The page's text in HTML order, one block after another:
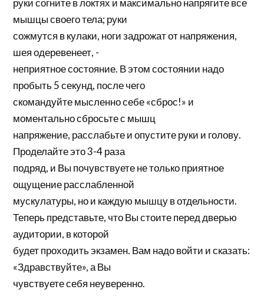
мышцы своего тела; руки
сожмутся в кулаки, ноги задрожат от напряжения,
шея одеревенеет, -
неприятное состояние. В этом состоянии надо
пробыть 5 секунд, после чего
скомандуйте мысленно себе «сброс!» и
моментально сбросьте с мышц
напряжение, расслабьте и опустите руки и голову.
Проделайте это 3-4 раза
подряд, и Вы почувствуете не только приятное
ощущение расслабленной
мускулатуры, но и каждую мышцу в отдельности.
Теперь представьте, что Вы стоите перед дверью
аудитории, в которой
будет проходить экзамен. Вам надо войти и сказать:
«Здравствуйте», а Вы
чувствуете себя неуверенно.